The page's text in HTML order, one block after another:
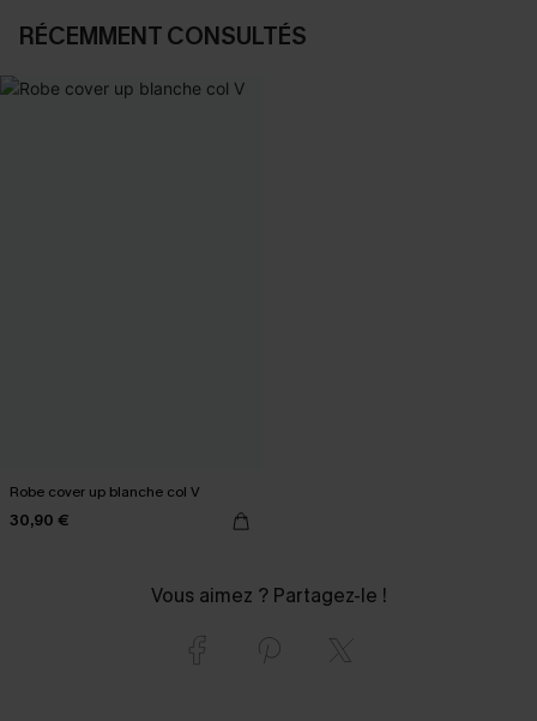
RÉCEMMENT CONSULTÉS
Robe cover up blanche col V
30,90 €
Vous aimez ? Partagez-le !